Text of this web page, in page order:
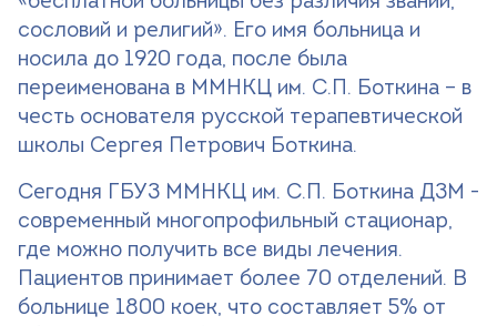
сословий и религий». Его имя больница и
носила до 1920 года, после была
переименована в ММНКЦ им. С.П. Боткина – в
честь основателя русской терапевтической
школы Сергея Петрович Боткина.
Сегодня ГБУЗ ММНКЦ им. С.П. Боткина ДЗМ -
современный многопрофильный стационар,
где можно получить все виды лечения.
Пациентов принимает более 70 отделений. В
больнице 1800 коек, что составляет 5% от